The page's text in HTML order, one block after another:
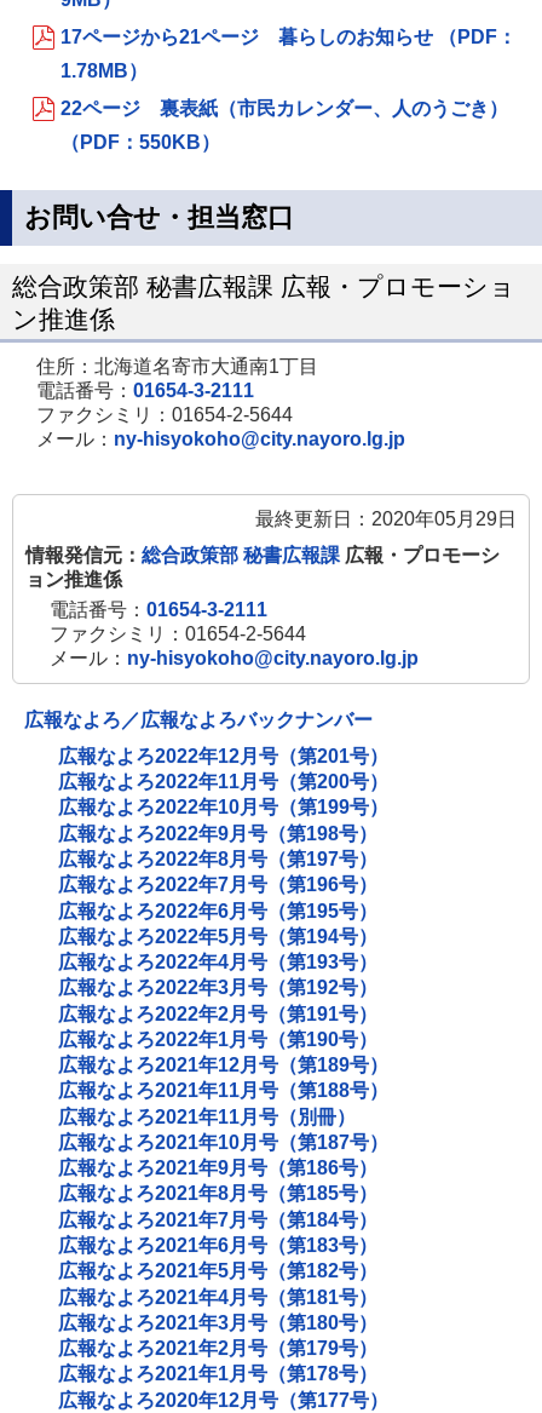
17ページから21ページ 暮らしのお知らせ （PDF：
1.78MB）
22ページ 裏表紙（市民カレンダー、人のうごき）
（PDF：550KB）
お問い合せ・担当窓口
総合政策部 秘書広報課 広報・プロモーショ
ン推進係
住所：北海道名寄市大通南1丁目
電話番号： 01654-3-2111
ファクシミリ：01654-2-5644
メール： ny-hisyokoho@city.nayoro.lg.jp
最終更新日：2020年05月29日
情報発信元： 総合政策部 秘書広報課 広報・プロモーシ
ョン推進係
電話番号： 01654-3-2111
ファクシミリ：01654-2-5644
メール： ny-hisyokoho@city.nayoro.lg.jp
広報なよろ／広報なよろバックナンバー
広報なよろ2022年12月号（第201号）
広報なよろ2022年11月号（第200号）
広報なよろ2022年10月号（第199号）
広報なよろ2022年9月号（第198号）
広報なよろ2022年8月号（第197号）
広報なよろ2022年7月号（第196号）
広報なよろ2022年6月号（第195号）
広報なよろ2022年5月号（第194号）
広報なよろ2022年4月号（第193号）
広報なよろ2022年3月号（第192号）
広報なよろ2022年2月号（第191号）
広報なよろ2022年1月号（第190号）
広報なよろ2021年12月号（第189号）
広報なよろ2021年11月号（第188号）
広報なよろ2021年11月号（別冊）
広報なよろ2021年10月号（第187号）
広報なよろ2021年9月号（第186号）
広報なよろ2021年8月号（第185号）
広報なよろ2021年7月号（第184号）
広報なよろ2021年6月号（第183号）
広報なよろ2021年5月号（第182号）
広報なよろ2021年4月号（第181号）
広報なよろ2021年3月号（第180号）
広報なよろ2021年2月号（第179号）
広報なよろ2021年1月号（第178号）
広報なよろ2020年12月号（第177号）